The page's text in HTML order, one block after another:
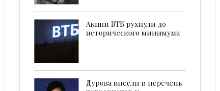
Акции ВТБ рухнули до
исторического минимума
Дурова внесли в перечень